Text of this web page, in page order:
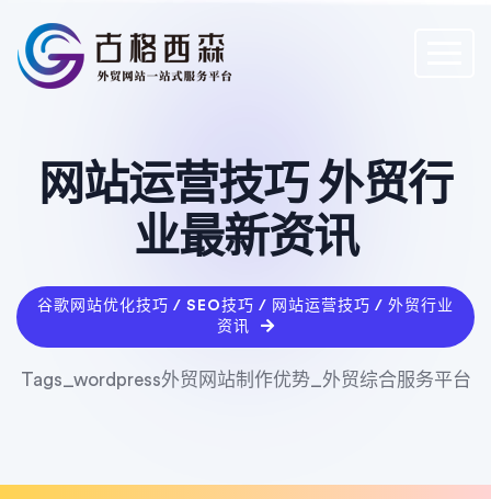
网站运营技巧 外贸行
业最新资讯
谷歌网站优化技巧 / SEO技巧 / 网站运营技巧 / 外贸行业
资讯
Tags_wordpress外贸网站制作优势_外贸综合服务平台